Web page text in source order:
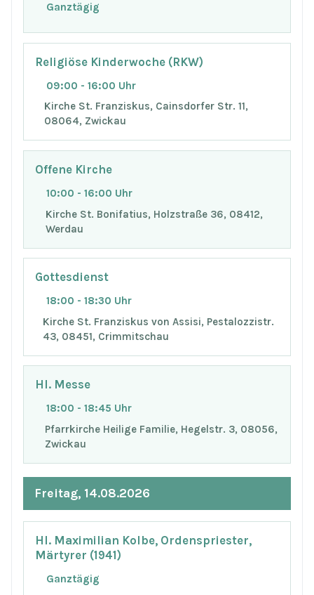
Ganztägig
Religiöse Kinderwoche (RKW)
09:00 - 16:00 Uhr
Kirche St. Franziskus, Cainsdorfer Str. 11,
08064, Zwickau
Offene Kirche
10:00 - 16:00 Uhr
Kirche St. Bonifatius, Holzstraße 36, 08412,
Werdau
Gottesdienst
18:00 - 18:30 Uhr
Kirche St. Franziskus von Assisi, Pestalozzistr.
43, 08451, Crimmitschau
Hl. Messe
18:00 - 18:45 Uhr
Pfarrkirche Heilige Familie, Hegelstr. 3, 08056,
Zwickau
Freitag, 14.08.2026
Hl. Maximilian Kolbe, Ordenspriester,
Märtyrer (1941)
Ganztägig